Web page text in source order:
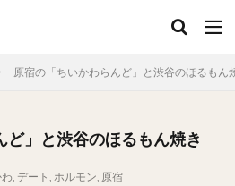
原宿の「ちいかわらんど」と渋谷のほるもん
ど」と渋谷のほるもん焼き
, デート , ホルモン, 原宿